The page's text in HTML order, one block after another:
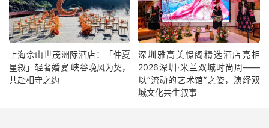
上海佘山世茂洲际酒店：「仲夏
星叙」轻奢婚宴 峡谷晚风为契，
共赴相守之约
深圳雅高美憬阁精选酒店亮相
2026深圳·米兰双城时尚周——
以“流动的艺术馆”之姿，演绎双
城文化共生叙事